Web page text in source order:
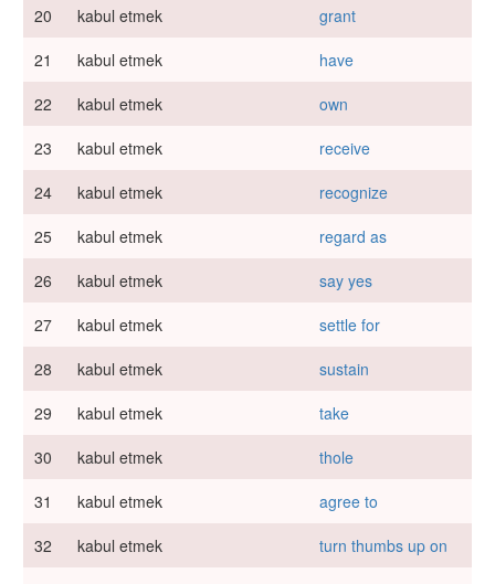
20
kabul etmek
grant
21
kabul etmek
have
22
kabul etmek
own
23
kabul etmek
receive
24
kabul etmek
recognize
25
kabul etmek
regard as
26
kabul etmek
say yes
27
kabul etmek
settle for
28
kabul etmek
sustain
29
kabul etmek
take
30
kabul etmek
thole
31
kabul etmek
agree to
32
kabul etmek
turn thumbs up on